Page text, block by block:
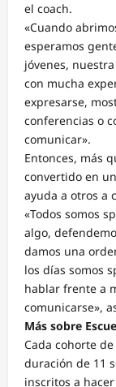
el coach.
«Cuando
esperamos
jóvenes,
con mucha
expresarse,
conferencias o
comunicar».
Entonces, más
convertido en
ayuda a otros a
«Todos somos
algo,
damos una
los días somos
hablar frente a
comunicarse»,
Más sobre
Cada cohorte
duración de 11
inscritos a